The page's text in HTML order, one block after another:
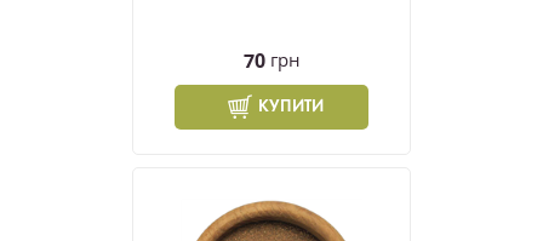
70 грн
КУПИТИ